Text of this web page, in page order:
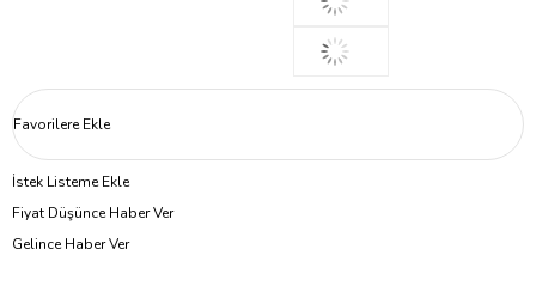
Favorilere Ekle
İstek Listeme Ekle
Fiyat Düşünce Haber Ver
Gelince Haber Ver